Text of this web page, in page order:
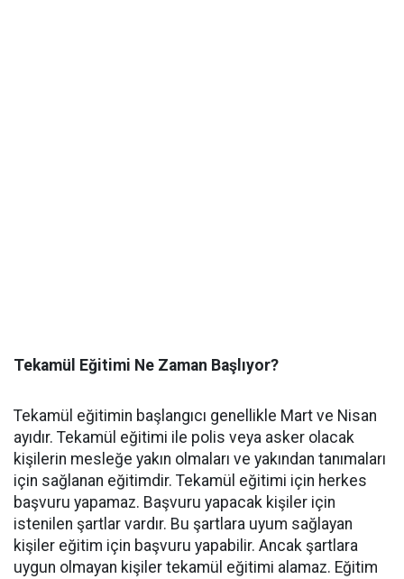
Tekamül Eğitimi Ne Zaman Başlıyor?
Tekamül eğitimin başlangıcı genellikle Mart ve Nisan
ayıdır. Tekamül eğitimi ile polis veya asker olacak
kişilerin mesleğe yakın olmaları ve yakından tanımaları
için sağlanan eğitimdir. Tekamül eğitimi için herkes
başvuru yapamaz. Başvuru yapacak kişiler için
istenilen şartlar vardır. Bu şartlara uyum sağlayan
kişiler eğitim için başvuru yapabilir. Ancak şartlara
uygun olmayan kişiler tekamül eğitimi alamaz. Eğitim